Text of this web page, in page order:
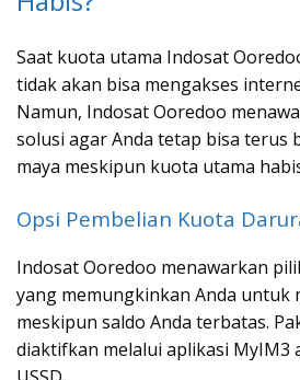
Saat kuota utama Indosat
tidak akan bisa mengakses
Namun, Indosat Ooredoo
solusi agar Anda tetap bisa terus
maya meskipun kuota utama
Opsi Pembelian Kuota
Indosat Ooredoo menawarkan
yang memungkinkan Anda untuk
meskipun saldo Anda terbatas.
diaktifkan melalui aplikasi MyIM3